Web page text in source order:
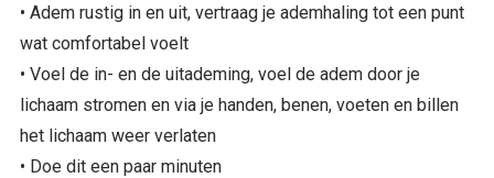
• Adem rustig in en uit, vertraag je ademhaling tot een punt
wat comfortabel voelt
• Voel de in- en de uitademing, voel de adem door je
lichaam stromen en via je handen, benen, voeten en billen
het lichaam weer verlaten
• Doe dit een paar minuten